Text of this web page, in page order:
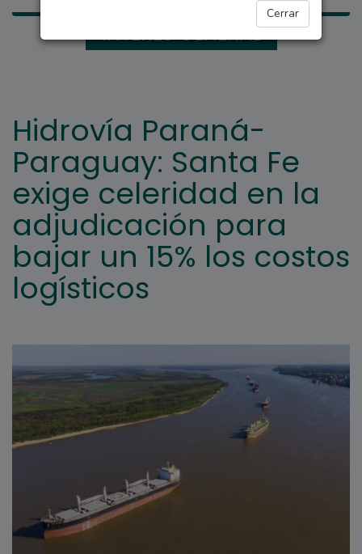
Cerrar
INTERÉS GENERAL
Hidrovía Paraná-
Paraguay: Santa Fe
exige celeridad en la
adjudicación para
bajar un 15% los costos
logísticos